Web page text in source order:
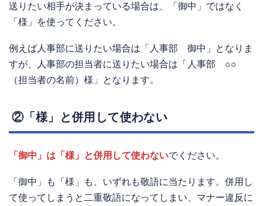
送りたい相手が決まっている場合は、「御中」ではなく
「様」を使ってください。
例えば人事部に送りたい場合は「人事部 御中」となりま
すが、人事部の担当者に送りたい場合は「人事部 ○○
（担当者の名前）様」となります。
②「様」と併用して使わない
「御中」は「様」と併用して使わないでください。
「御中」も「様」も、いずれも敬語に当たります。併用し
て使ってしまうと二重敬語になってしまい、マナー違反に